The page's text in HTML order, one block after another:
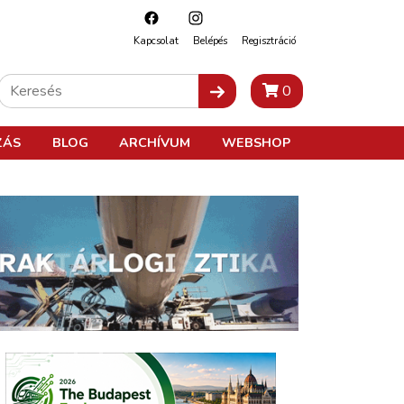
Kapcsolat Belépés Regisztráció
0
BLOG ARCHÍVUM WEBSHOP